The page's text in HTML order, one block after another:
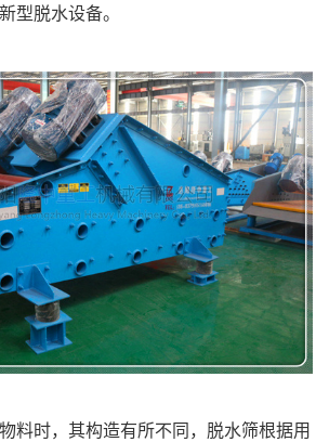
型脱水设备。
料时，其构造有所不同，脱水筛根据用